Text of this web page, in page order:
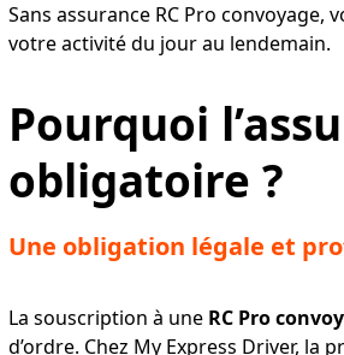
Sans assurance RC Pro
votre activité du jour au lendemain.
Pourquoi
obligatoire ?
Une obligation légale et
La souscription à une RC Pro
d’ordre. Chez My Express Driver,